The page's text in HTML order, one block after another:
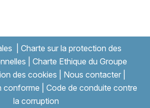
Charte sur la protection des
Charte Ethique du Groupe
des cookies Nous contacter
conforme
Code de conduite contre
la corruption